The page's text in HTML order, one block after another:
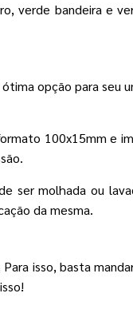
verde bandeira e
opção para seu
100x15mm e
molhada ou
da mesma.
isso, basta